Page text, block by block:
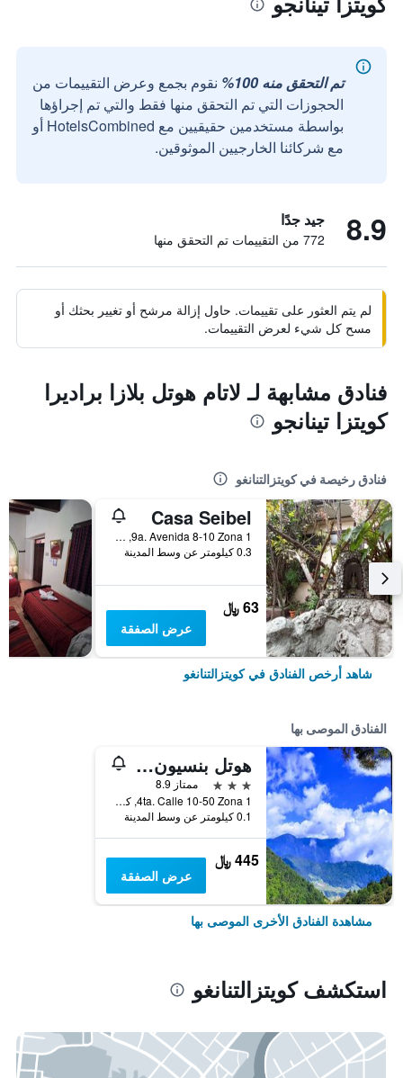
تم التحقق منه 100%
نقوم بجمع وعرض التقييمات من
الحجوزات التي تم التحقق منها فقط والتي تم إجراؤها
بواسطة مستخدمين حقيقيين مع HotelsCombined أو
مع شركائنا الخارجيين الموثوقين.
8.9 جيد جدًا
772 من التقييمات تم التحقق منها
لم يتم العثور على تقييمات. حاول إزالة مرشح أو تغيير بحثك أو
مسح كل شيء لعرض التقييمات.
فنادق مشابهة لـ لاتام هوتل بلازا براديرا
كويتزا تينانجو
فنادق رخيصة في كويتزالتنانغو
Casa Seibel
9a. Avenida 8-10 Zona 1, كويتزالتنانغو, غواتيمالا
0.3 كيلومتر عن وسط المدينة
63 ﷼
عرض الصفقة
شاهد أرخص الفنادق في كويتزالتنانغو
الفنادق الموصى بها
هوتل بنسيون بونيفاز
3 نجوم
ممتاز 8.9
4ta. Calle 10-50 Zona 1, كويتزالتنانغو, غواتيمالا
0.1 كيلومتر عن وسط المدينة
445 ﷼
عرض الصفقة
مشاهدة الفنادق الأخرى الموصى بها
استكشف كويتزالتنانغو